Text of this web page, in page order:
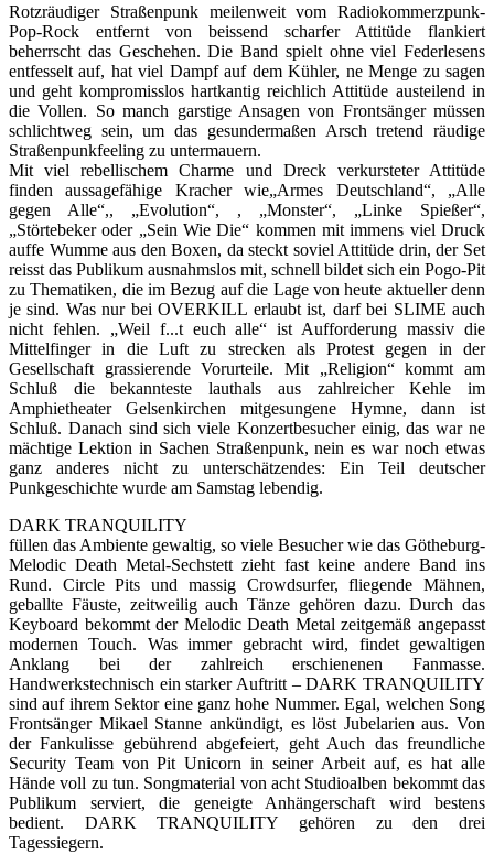
Rotzräudiger Straßenpunk meilenweit vom Radiokommerzpunk-
Pop-Rock entfernt von beissend scharfer Attitüde flankiert
beherrscht das Geschehen. Die Band spielt ohne viel Federlesens
entfesselt auf, hat viel Dampf auf dem Kühler, ne Menge zu sagen
und geht kompromisslos hartkantig reichlich Attitüde austeilend in
die Vollen. So manch garstige Ansagen von Frontsänger müssen
schlichtweg sein, um das gesundermaßen Arsch tretend räudige
Straßenpunkfeeling zu untermauern.
Mit viel rebellischem Charme und Dreck verkursteter Attitüde
finden aussagefähige Kracher wie„Armes Deutschland“, „Alle
gegen Alle“,, „Evolution“, , „Monster“, „Linke Spießer“,
„Störtebeker oder „Sein Wie Die“ kommen mit immens viel Druck
auffe Wumme aus den Boxen, da steckt soviel Attitüde drin, der Set
reisst das Publikum ausnahmslos mit, schnell bildet sich ein Pogo-Pit
zu Thematiken, die im Bezug auf die Lage von heute aktueller denn
je sind. Was nur bei OVERKILL erlaubt ist, darf bei SLIME auch
nicht fehlen. „Weil f...t euch alle“ ist Aufforderung massiv die
Mittelfinger in die Luft zu strecken als Protest gegen in der
Gesellschaft grassierende Vorurteile. Mit „Religion“ kommt am
Schluß die bekannteste lauthals aus zahlreicher Kehle im
Amphietheater Gelsenkirchen mitgesungene Hymne, dann ist
Schluß. Danach sind sich viele Konzertbesucher einig, das war ne
mächtige Lektion in Sachen Straßenpunk, nein es war noch etwas
ganz anderes nicht zu unterschätzendes: Ein Teil deutscher
Punkgeschichte wurde am Samstag lebendig.
DARK TRANQUILITY
füllen das Ambiente gewaltig, so viele Besucher wie das Götheburg-
Melodic Death Metal-Sechstett zieht fast keine andere Band ins
Rund. Circle Pits und massig Crowdsurfer, fliegende Mähnen,
geballte Fäuste, zeitweilig auch Tänze gehören dazu. Durch das
Keyboard bekommt der Melodic Death Metal zeitgemäß angepasst
modernen Touch. Was immer gebracht wird, findet gewaltigen
Anklang bei der zahlreich erschienenen Fanmasse.
Handwerkstechnisch ein starker Auftritt – DARK TRANQUILITY
sind auf ihrem Sektor eine ganz hohe Nummer. Egal, welchen Song
Frontsänger Mikael Stanne ankündigt, es löst Jubelarien aus. Von
der Fankulisse gebührend abgefeiert, geht Auch das freundliche
Security Team von Pit Unicorn in seiner Arbeit auf, es hat alle
Hände voll zu tun. Songmaterial von acht Studioalben bekommt das
Publikum serviert, die geneigte Anhängerschaft wird bestens
bedient. DARK TRANQUILITY gehören zu den drei
Tagessiegern.